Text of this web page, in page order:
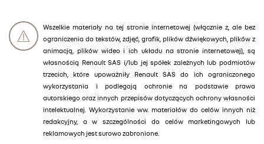
Wszelkie materiały na tej stronie internetowej (włącznie z, ale bez
ograniczenia do tekstów, zdjęć, grafik, plików dźwiękowych, plików z
animacją, plików wideo i ich układu na stronie internetowej), są
własnością Renault SAS i/lub jej spółek zależnych lub podmiotów
trzecich, które upoważniły Renault SAS do ich ograniczonego
wykorzystania i podlegają ochronie na podstawie prawa
autorskiego oraz innych przepisów dotyczących ochrony własności
intelektualnej. Wykorzystanie ww. materiałów do celów innych niż
redakcyjny, a w szczególności do celów marketingowych lub
reklamowych jest surowo zabronione.